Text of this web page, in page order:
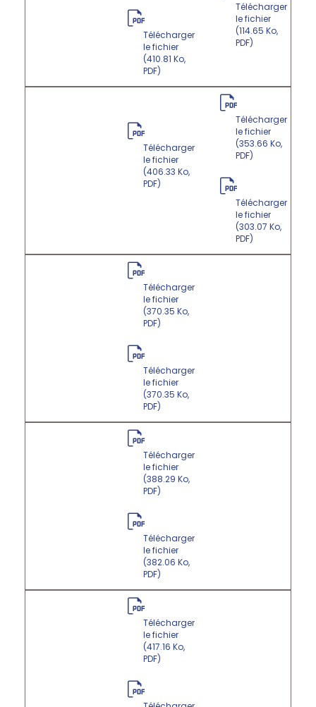
Télécharger
le fichier
(410.81 Ko,
PDF)
Télécharger
le fichier
(114.65 Ko,
PDF)
Télécharger
le fichier
(406.33 Ko,
PDF)
Télécharger
le fichier
(353.66 Ko,
PDF)
Télécharger
le fichier
(303.07 Ko,
PDF)
Télécharger
le fichier
(370.35 Ko,
PDF)
Télécharger
le fichier
(370.35 Ko,
PDF)
Télécharger
le fichier
(388.29 Ko,
PDF)
Télécharger
le fichier
(382.06 Ko,
PDF)
Télécharger
le fichier
(417.16 Ko,
PDF)